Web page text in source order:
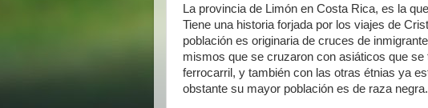
La provincia de Limón en Costa Rica, es la
Tiene una historia forjada por los viajes de
población es originaria de cruces de
mismos que se cruzaron con asiáticos que
ferrocarril, y también con las otras étnias ya
obstante su mayor población es de raza negra.